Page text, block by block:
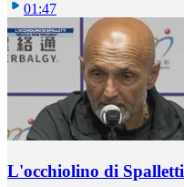
01:47
L'occhiolino di Spalletti